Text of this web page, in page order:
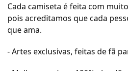
Cada camiseta é feita com
pois acreditamos que cada
que ama.
- Artes exclusivas, feitas de fã